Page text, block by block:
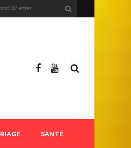
SANTÉ